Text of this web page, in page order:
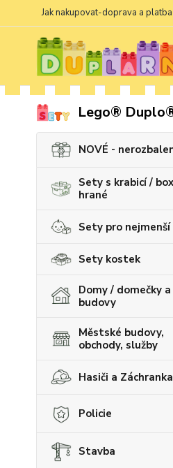
Jak nakupovat-doprava a platba
Lego®
NOVÉ -
Sety s krabicí /
hrané
Sety pro nejmenší
Sety kostek
Domy / domečky a
budovy
Městské budovy,
obchody, služby
Hasiči a Záchranka
Policie
Stavba